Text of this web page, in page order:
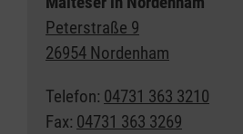
Peterstraße 9
26954 Nordenham
Telefon: 04731 363 3210
Fax: 04731 363 3269